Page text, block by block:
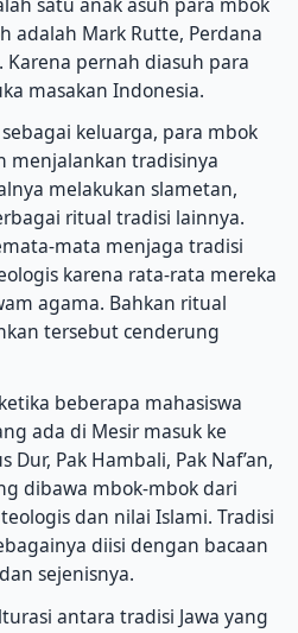
adalah Mark Rutte, Perdana
pernah diasuh para
masakan Indonesia.
keluarga, para mbok
menjalankan tradisinya
melakukan slametan,
ritual tradisi lainnya.
mata menjaga tradisi
karena rata-rata mereka
agama. Bahkan ritual
tersebut cenderung
beberapa mahasiswa
ada di Mesir masuk ke
Dur, Pak Hambali, Pak Naf’an,
dibawa mbok-mbok dari
dan nilai Islami. Tradisi
diisi dengan bacaan
sejenisnya.
antara tradisi Jawa yang